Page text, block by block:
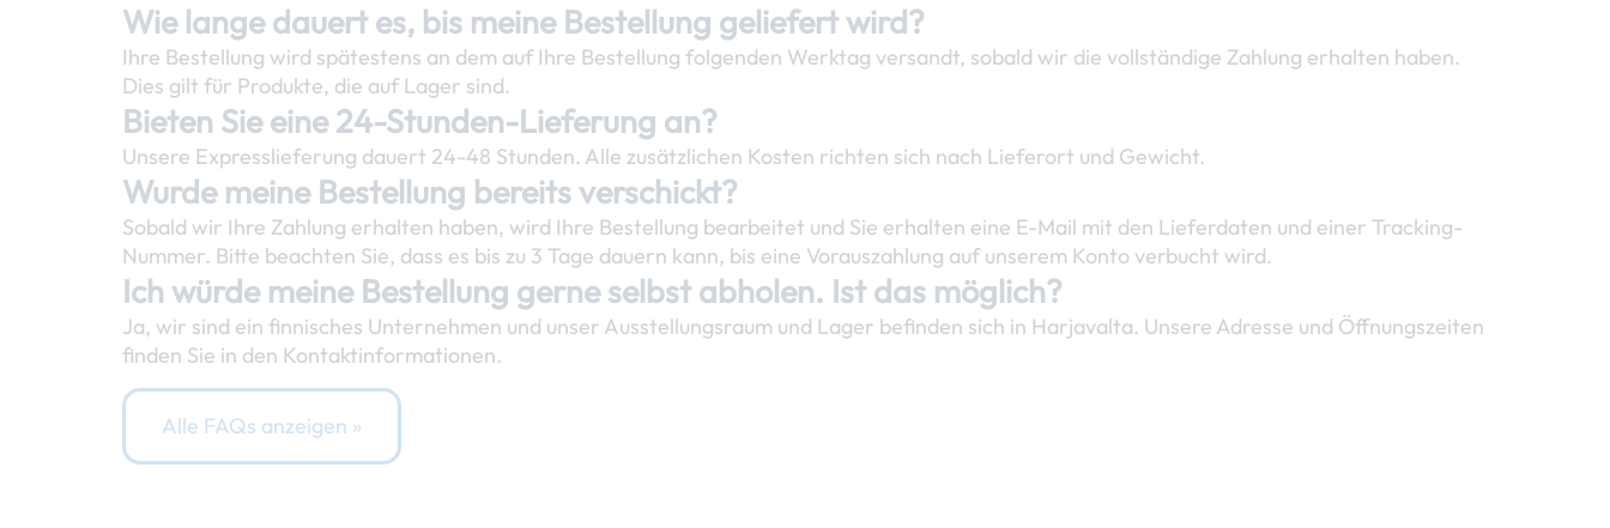
Wie lange dauert es, bis meine Bestellung geliefert wird?
Ihre Bestellung wird spätestens an dem auf Ihre Bestellung folgenden Werktag versandt, sobald wir die vollständige Zahlung erhalten haben.
Dies gilt für Produkte, die auf Lager sind.
Bieten Sie eine 24-Stunden-Lieferung an?
Unsere Expresslieferung dauert 24-48 Stunden. Alle zusätzlichen Kosten richten sich nach Lieferort und Gewicht.
Wurde meine Bestellung bereits verschickt?
Sobald wir Ihre Zahlung erhalten haben, wird Ihre Bestellung bearbeitet und Sie erhalten eine E-Mail mit den Lieferdaten und einer Tracking-
Nummer. Bitte beachten Sie, dass es bis zu 3 Tage dauern kann, bis eine Vorauszahlung auf unserem Konto verbucht wird.
Ich würde meine Bestellung gerne selbst abholen. Ist das möglich?
Ja, wir sind ein finnisches Unternehmen und unser Ausstellungsraum und Lager befinden sich in Harjavalta. Unsere Adresse und Öffnungszeiten
finden Sie in den Kontaktinformationen.
Alle FAQs anzeigen »